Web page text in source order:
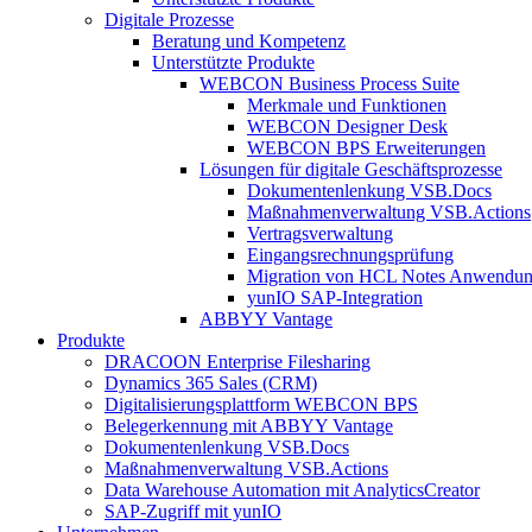
Digitale Prozesse
Beratung und Kompetenz
Unterstützte Produkte
WEBCON Business Process Suite
Merkmale und Funktionen
WEBCON Designer Desk
WEBCON BPS Erweiterungen
Lösungen für digitale Geschäftsprozesse
Dokumentenlenkung VSB.Docs
Maßnahmenverwaltung VSB.Actions
Vertragsverwaltung
Eingangsrechnungs­prüfung
Migration von HCL Notes
yunIO SAP-Integration
ABBYY Vantage
Produkte
DRACOON Enterprise Filesharing
Dynamics 365 Sales (CRM)
Digitalisierungsplattform WEBCON BPS
Belegerkennung mit ABBYY Vantage
Dokumentenlenkung VSB.Docs
Maßnahmenverwaltung VSB.Actions
Data Warehouse Automation mit AnalyticsCreator
SAP-Zugriff mit yunIO